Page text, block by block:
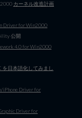
カーネル改造計画
Driver for Win2000
公開
4.0 for Win2000
を日本語化してみまし
iPhone Driver for
Driver for